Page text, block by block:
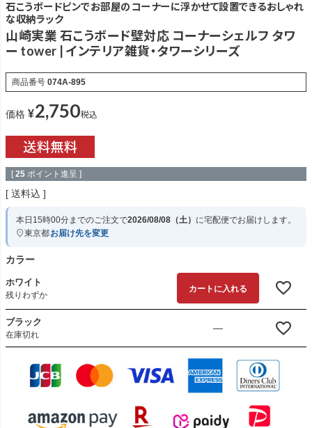
石こうボードピンでお部屋のコーナーに浮かせて設置できるおしゃれ
な収納ラック
山崎実業 石こうボード壁対応 コーナーシェルフ タワ
ー tower | インテリア雑貨・タワーシリーズ
商品番号 074A-895
価格 ¥2,750税込
[ 25 ポイント進呈 ]
送料込
本日 15時00分までのご注文で2026/08/08（土） に宅配便でお届けします。
東京都お届け先を変更
カラー
ホワイト
残りわずか
カートに入れる
ブラック
在庫切れ
—